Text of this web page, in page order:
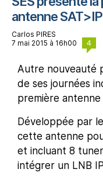
antenne SAT>IP
Carlos PIRES
7 mai 2015 à 16h00
4
Autre nouveauté
de ses journées
première antenne
Développée par
cette antenne
et incluant 8
intégrer un LNB